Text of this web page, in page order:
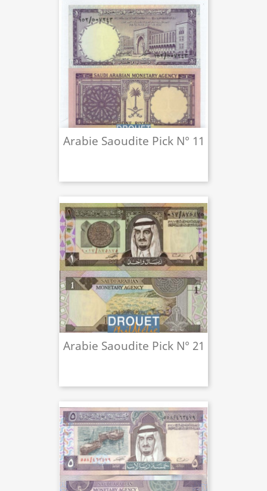
Arabie Saoudite Pick N° 11
Arabie Saoudite Pick N° 21